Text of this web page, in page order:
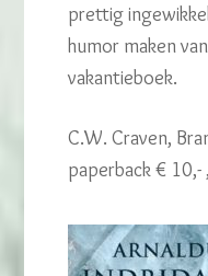
prettig
humor maken van
vakantieboek.
C.W. Craven,
paperback €